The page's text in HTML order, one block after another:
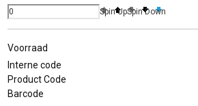
Spin UpSpin Down
Voorraad
Interne code
Product Code
Barcode